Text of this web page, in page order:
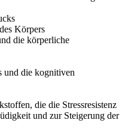
Körpers
die körperliche
und die kognitiven
die die Stressresistenz
und zur Steigerung der